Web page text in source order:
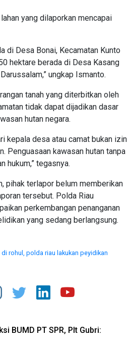
yang dilaporkan mencapai
di Desa Bonai, Kecamatan Kunto
hektare berada di Desa Kasang
ungkap Ismanto.
tanah yang diterbitkan oleh
tidak dapat dijadikan dasar
hutan negara.
kepala desa atau camat bukan izin
Penguasaan kawasan hutan tanpa
hukum,” tegasnya.
pihak terlapor belum memberikan
tersebut. Polda Riau
perkembangan penanganan
yang sedang berlangsung.
rohul, polda riau lakukan peyidikan
BUMD PT SPR, Plt Gubri: